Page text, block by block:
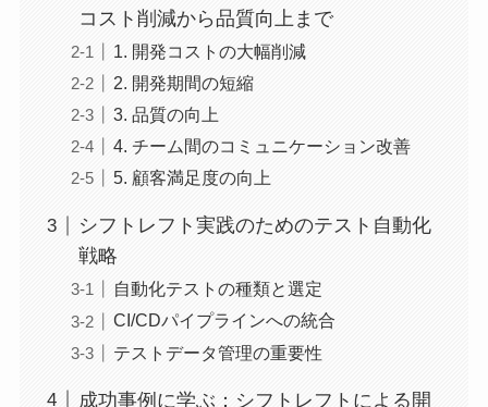
コスト削減から品質向上まで
1. 開発コストの大幅削減
2. 開発期間の短縮
3. 品質の向上
4. チーム間のコミュニケーション改善
5. 顧客満足度の向上
シフトレフト実践のためのテスト自動化
戦略
自動化テストの種類と選定
CI/CDパイプラインへの統合
テストデータ管理の重要性
成功事例に学ぶ：シフトレフトによる開